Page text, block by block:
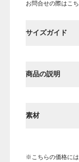
お問合せの際はこ
サイズガイド
商品の説明
素材
※こちらの価格には